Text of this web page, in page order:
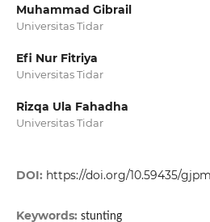
Muhammad Gibrail
Universitas Tidar
Efi Nur Fitriya
Universitas Tidar
Rizqa Ula Fahadha
Universitas Tidar
DOI: https://doi.org/10.59435/
Keywords: stunting